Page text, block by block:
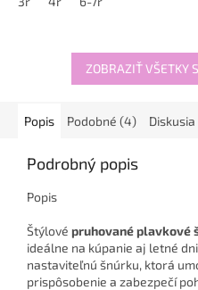
ZOBRAZIŤ VŠETKY
Popis Podobné (4) Diskusia
Podrobný popis
Popis
Štýlové pruhované plavkové
ideálne na kúpanie aj letné
nastaviteľnú šnúrku, ktorá
prispôsobenie a zabezpečí